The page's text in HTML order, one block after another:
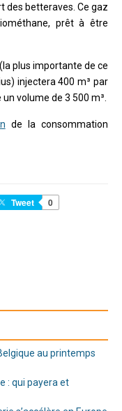
des betteraves. Ce gaz
prêt à être
plus importante de ce
injectera 400 m³ par
volume de 3 500 m³.
de la consommation
Tweet
0
au printemps
: qui payera et